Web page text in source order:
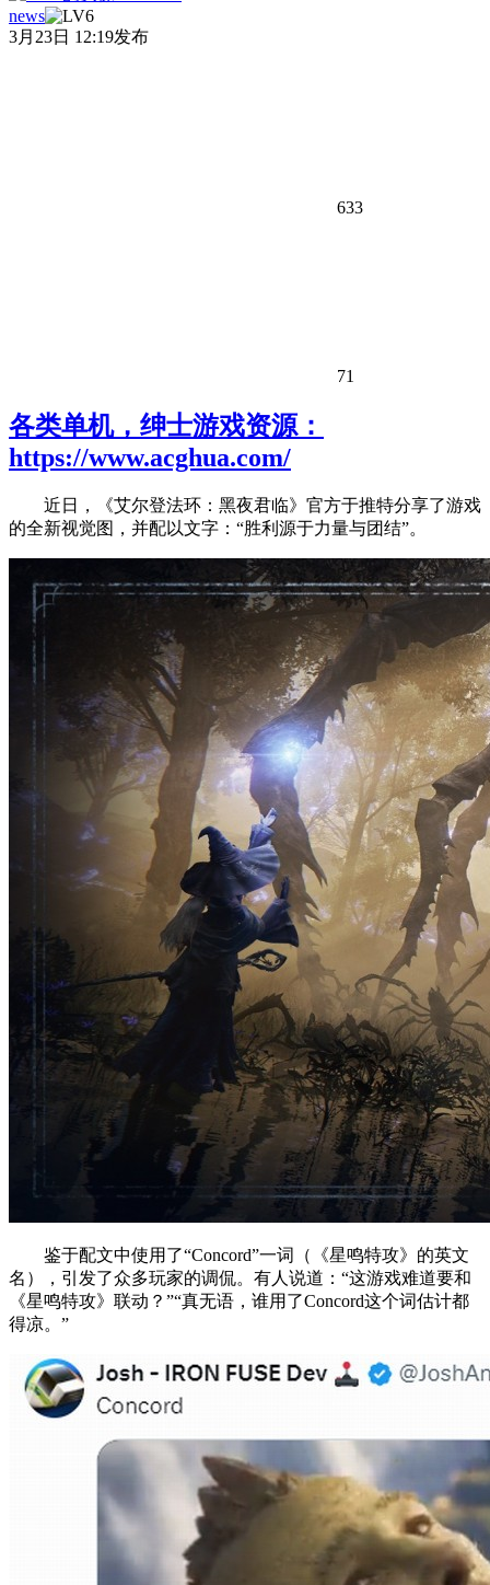
news
3月23日 12:19发布
633
71
各类单机，绅士游戏资源：
https://www.acghua.com/
近日，《艾尔登法环：黑夜君临》官方于推特分享了游戏
的全新视觉图，并配以文字：“胜利源于力量与团结”。
鉴于配文中使用了“Concord”一词（《星鸣特攻》的英文
名），引发了众多玩家的调侃。有人说道：“这游戏难道要和
《星鸣特攻》联动？”“真无语，谁用了Concord这个词估计都
得凉。”